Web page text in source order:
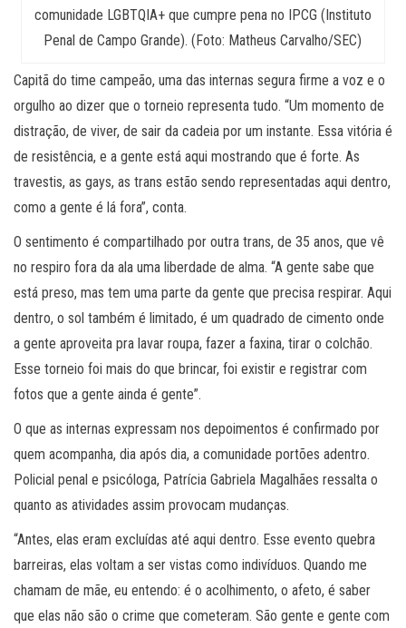
comunidade LGBTQIA+ que cumpre pena no IPCG (Instituto
Penal de Campo Grande). (Foto: Matheus Carvalho/SEC)
Capitã do time campeão, uma das internas segura firme a voz e o
orgulho ao dizer que o torneio representa tudo. “Um momento de
distração, de viver, de sair da cadeia por um instante. Essa vitória é
de resistência, e a gente está aqui mostrando que é forte. As
travestis, as gays, as trans estão sendo representadas aqui dentro,
como a gente é lá fora”, conta.
O sentimento é compartilhado por outra trans, de 35 anos, que vê
no respiro fora da ala uma liberdade de alma. “A gente sabe que
está preso, mas tem uma parte da gente que precisa respirar. Aqui
dentro, o sol também é limitado, é um quadrado de cimento onde
a gente aproveita pra lavar roupa, fazer a faxina, tirar o colchão.
Esse torneio foi mais do que brincar, foi existir e registrar com
fotos que a gente ainda é gente”.
O que as internas expressam nos depoimentos é confirmado por
quem acompanha, dia após dia, a comunidade portões adentro.
Policial penal e psicóloga, Patrícia Gabriela Magalhães ressalta o
quanto as atividades assim provocam mudanças.
“Antes, elas eram excluídas até aqui dentro. Esse evento quebra
barreiras, elas voltam a ser vistas como indivíduos. Quando me
chamam de mãe, eu entendo: é o acolhimento, o afeto, é saber
que elas não são o crime que cometeram. São gente e gente com